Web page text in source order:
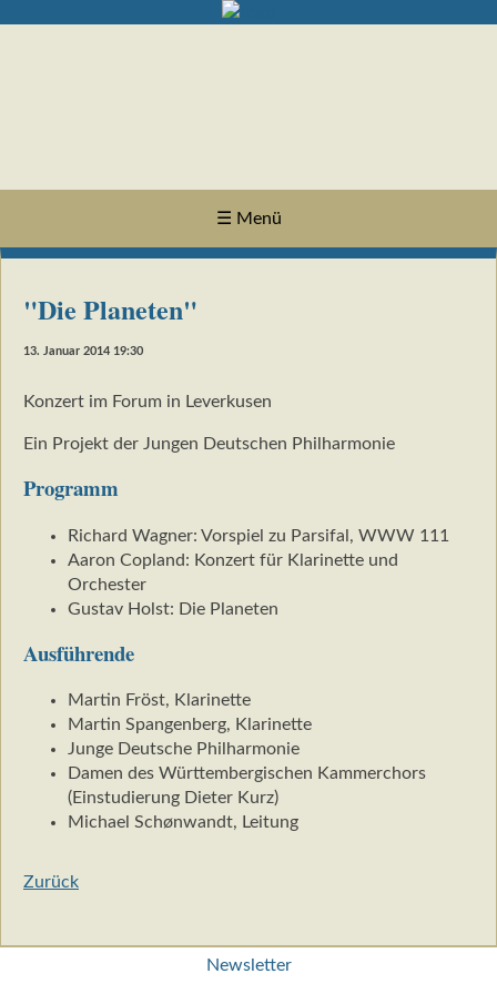
☰ Menü
"Die Planeten"
13. Januar 2014 19:30
Konzert im Forum in Leverkusen
Ein Projekt der Jungen Deutschen Philharmonie
Programm
Richard Wagner: Vorspiel zu Parsifal, WWW 111
Aaron Copland: Konzert für Klarinette und
Orchester
Gustav Holst: Die Planeten
Ausführende
Martin Fröst, Klarinette
Martin Spangenberg, Klarinette
Junge Deutsche Philharmonie
Damen des Württembergischen Kammerchors
(Einstudierung Dieter Kurz)
Michael Schønwandt, Leitung
Zurück
Newsletter